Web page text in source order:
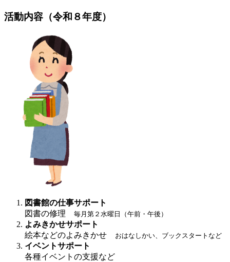
活動内容 （令和８年度）
図書館の仕事サポート
図書の修理 毎月第２水曜日（午前・午後）
よみきかせサポート
絵本などのよみきかせ
おはなしかい、ブックスタートなど
イベントサポート
各種イベントの支援など